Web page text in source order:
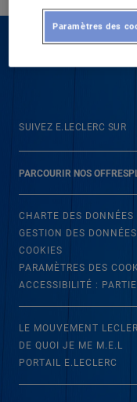
PARCOURIR NOS OFFRES
SUIVEZ E.LECLERC SUR
CHARTE DES DONNÉES
GESTION DES
COOKIES
PARAMÈTRES DES
ACCESSIBILITÉ :
LE MOUVEMENT
DE QUOI JE ME M.E.L
PORTAIL E.LECLERC
Paramètres des